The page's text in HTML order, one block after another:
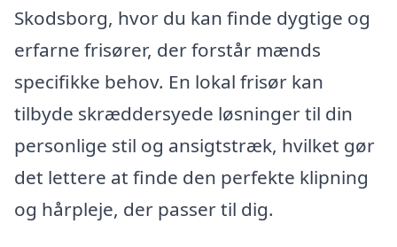
Skodsborg, hvor du kan finde dygtige og
erfarne frisører, der forstår mænds
specifikke behov. En lokal frisør kan
tilbyde skræddersyede løsninger til din
personlige stil og ansigtstræk, hvilket gør
det lettere at finde den perfekte klipning
og hårpleje, der passer til dig.